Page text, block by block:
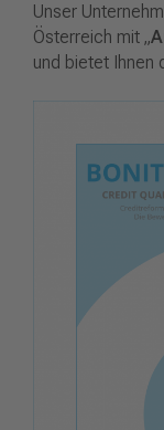
Unser
Österreich mit „
und bietet Ihnen